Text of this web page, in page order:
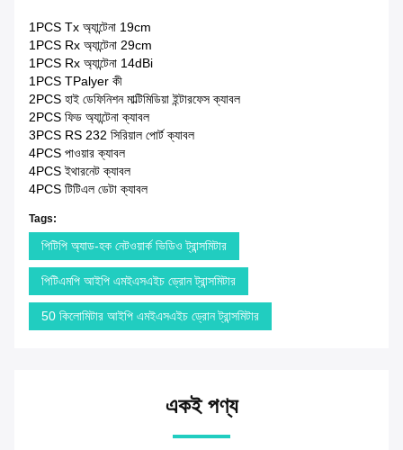
1PCS Tx অ্যান্টেনা 19cm
1PCS Rx অ্যান্টেনা 29cm
1PCS Rx অ্যান্টেনা 14dBi
1PCS TPalyer কী
2PCS হাই ডেফিনিশন মাল্টিমিডিয়া ইন্টারফেস ক্যাবল
2PCS ফিড অ্যান্টেনা ক্যাবল
3PCS RS 232 সিরিয়াল পোর্ট ক্যাবল
4PCS পাওয়ার ক্যাবল
4PCS ইথারনেট ক্যাবল
4PCS টিটিএল ডেটা ক্যাবল
Tags:
পিটিপি অ্যাড-হক নেটওয়ার্ক ভিডিও ট্রান্সমিটার
পিটিএমপি আইপি এমইএসএইচ ড্রোন ট্রান্সমিটার
50 কিলোমিটার আইপি এমইএসএইচ ড্রোন ট্রান্সমিটার
একই পণ্য